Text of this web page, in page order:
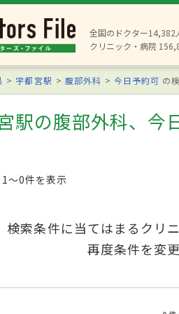
全国のドクター14,382
クリニック・病院
宇都宮駅 腹部外科 今日予約可 の
駅の腹部外科、今
1〜0件を表示
検索条件に当てはまるクリ
再度条件を変